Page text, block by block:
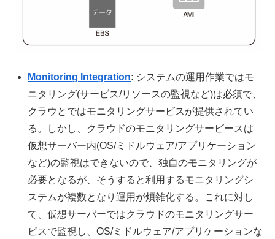
Monitoring Integration: システムの運用作業ではモ
ニタリング(サービス/リソースの監視など)は必須で、
クラウとではモニタリングサービスが提供されてい
る。しかし、クラウドのモニタリングサービースは
仮想サーバー内(OS/ミドルウェア/アプリケーション
など)の監視はできないので、独自のモニタリングが
必要となるが、そうすると利用するモニタリングシ
ステムが複数となり運用が煩雑化する。これに対し
て、仮想サーバーではクラウドのモニタリングサー
ビスで監視し、OS/ミドルウェア/アプリケーションな